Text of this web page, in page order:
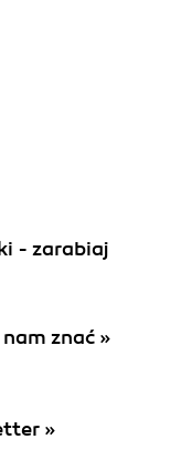
- zarabiaj
znać »
»